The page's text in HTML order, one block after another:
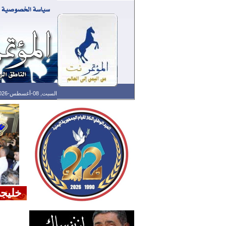
السبت, 08-أغسطس-2026 الساعة: 02:43 ص - آخر تحديث: 01:30 ص (30: 10) بتوقيت غرينتش